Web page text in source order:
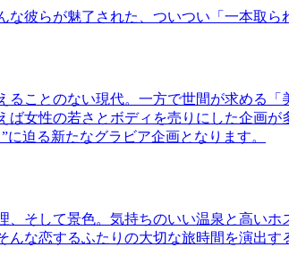
彼らが魅了された、ついつい「一本取
ことのない現代。一方で世間が求める
女性の若さとボディを売りにした企画
迫る新たなグラビア企画となります。
そして景色。気持ちのいい温泉と高い
な恋するふたりの大切な旅時間を演出